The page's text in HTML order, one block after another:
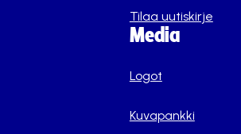
Tilaa uutiskirje
Media
Logot
Kuvapankki